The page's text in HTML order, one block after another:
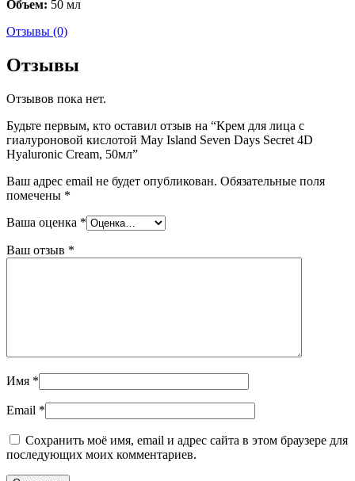
Объем: 50 мл
Отзывы (0)
Отзывы
Отзывов пока нет.
Будьте первым, кто оставил отзыв на “Крем для лица с
гиалуроновой кислотой May Island Seven Days Secret 4D
Hyaluronic Cream, 50мл”
Ваш адрес email не будет опубликован. Обязательные поля
помечены *
Ваша оценка *
Ваш отзыв *
Имя *
Email *
Сохранить моё имя, email и адрес сайта в этом браузере для
последующих моих комментариев.